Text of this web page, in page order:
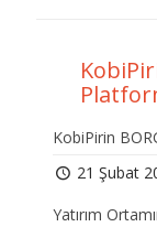
KobiPirin
21 Şubat
Yatırım